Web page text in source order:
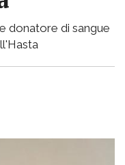
donatore di sangue